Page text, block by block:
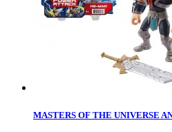
MASTERS OF THE UNIVERSE